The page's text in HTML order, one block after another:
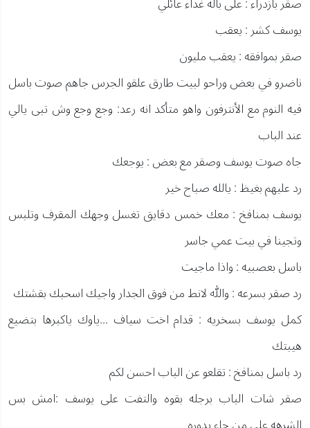
يوسف كشر : يعقب
صقر بموافقه : يعقب مليون
ناضرو في بعض وراحو لبيت طارق علقو الجرس جاهم صوت باسل
فيه النوم مع الأنترفون واهو متأكد انه رعد: وجع وجع وش تبى يالي
عند الباب
جاه صوت يوسف وصقر مع بعض : يوجعك
رد عليهم بغيظ : يالله صباح خير
يوسف بمنافخ : معك خمس دقايق تغسل وجهك المقرف وتلبس
وتجينا في بيت عمي جاسر
باسل بعصبيه : واذا ماجيت
رد صقر بسرعه : والله لانط من فوق الجدار واجيك اسحبك بقشتك
كمل يوسف بسخريه : قدام اخت سياف ...ياوك ياكبرها بتضيع
هيبتك
رد باسل بمنافخ : تقلعو عن الباب احسن لكم
صقر شات الباب برجله بقوه والتفت على يوسف :امش بس